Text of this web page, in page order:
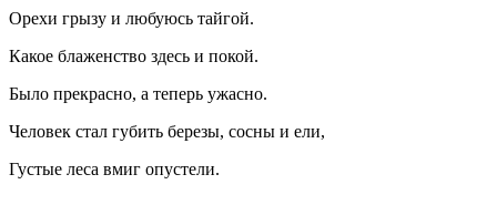
Орехи грызу и любуюсь тайгой.
Какое блаженство здесь и покой.
Было прекрасно, а теперь ужасно.
Человек стал губить березы, сосны и ели,
Густые леса вмиг опустели.